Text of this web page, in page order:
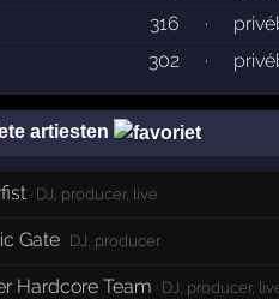
316 ·
302
·
artiesten
· DJ, producer, live
Gate · DJ, producer
Hardcore Team · DJ, producer,